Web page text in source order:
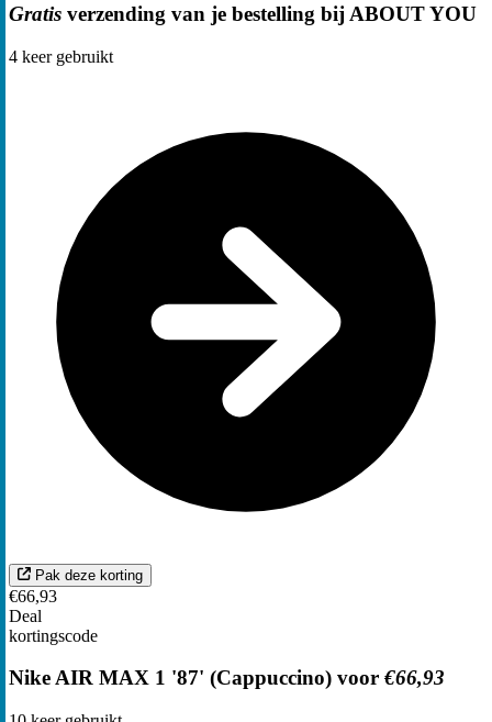
Gratis verzending van je bestelling bij ABOUT YOU
4 keer gebruikt
Pak deze korting
€66,93
Deal
kortingscode
Nike AIR MAX 1 '87' (Cappuccino) voor €66,93